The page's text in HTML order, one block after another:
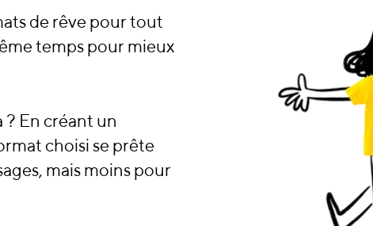
de rêve pour tout
temps pour mieux
En créant un
choisi se prête
mais moins pour